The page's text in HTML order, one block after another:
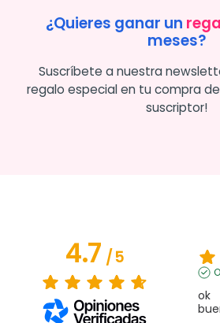
¿Quieres ganar un
meses?
Suscríbete a nuestra
regalo especial en tu compra
suscriptor!
4.7/5
ok